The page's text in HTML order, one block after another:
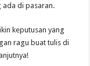
ada di pasaran.
keputusan yang
ragu buat tulis di